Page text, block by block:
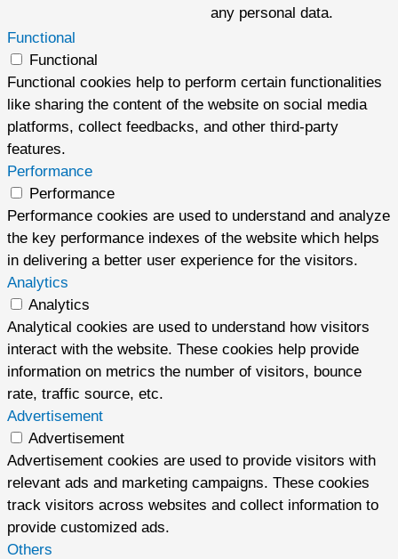
any personal data.
Functional
Functional
Functional cookies help to perform certain functionalities
like sharing the content of the website on social media
platforms, collect feedbacks, and other third-party
features.
Performance
Performance
Performance cookies are used to understand and analyze
the key performance indexes of the website which helps
in delivering a better user experience for the visitors.
Analytics
Analytics
Analytical cookies are used to understand how visitors
interact with the website. These cookies help provide
information on metrics the number of visitors, bounce
rate, traffic source, etc.
Advertisement
Advertisement
Advertisement cookies are used to provide visitors with
relevant ads and marketing campaigns. These cookies
track visitors across websites and collect information to
provide customized ads.
Others